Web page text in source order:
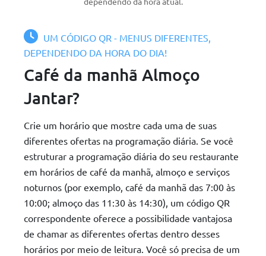
UM CÓDIGO QR - MENUS DIFERENTES,
DEPENDENDO DA HORA DO DIA!
Café da manhã Almoço
Jantar?
Crie um horário que mostre cada uma de suas
diferentes ofertas na programação diária. Se você
estruturar a programação diária do seu restaurante
em horários de café da manhã, almoço e serviços
noturnos (por exemplo, café da manhã das 7:00 às
10:00; almoço das 11:30 às 14:30), um código QR
correspondente oferece a possibilidade vantajosa
de chamar as diferentes ofertas dentro desses
horários por meio de leitura. Você só precisa de um